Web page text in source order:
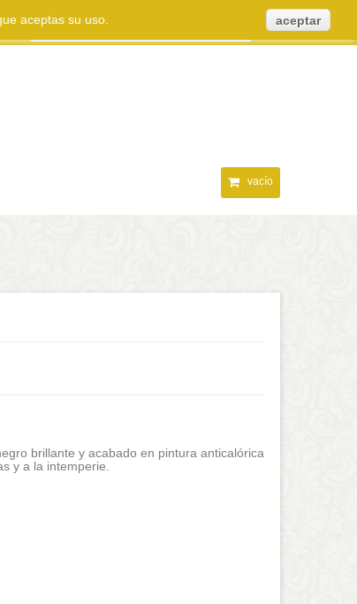
vacío
brillante y acabado en pintura anticalórica
y a la intemperie.
aceptas su uso. aceptar